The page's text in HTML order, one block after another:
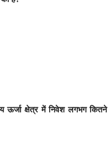
क्षेत्र में निवेश लगभग कितने